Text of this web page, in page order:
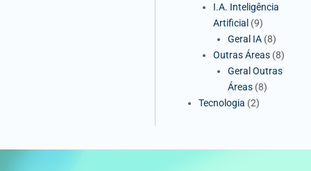
I.A. Inteligência
Artificial (9)
Geral IA (8)
Outras Áreas (8)
Geral Outras
Áreas (8)
Tecnologia (2)